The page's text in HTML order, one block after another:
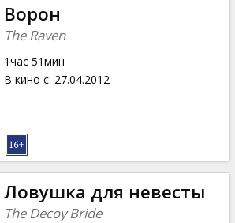
Ворон
The Raven
1час 51мин
В кино с: 27.04.2012
Ловушка для невесты
The Decoy Bride